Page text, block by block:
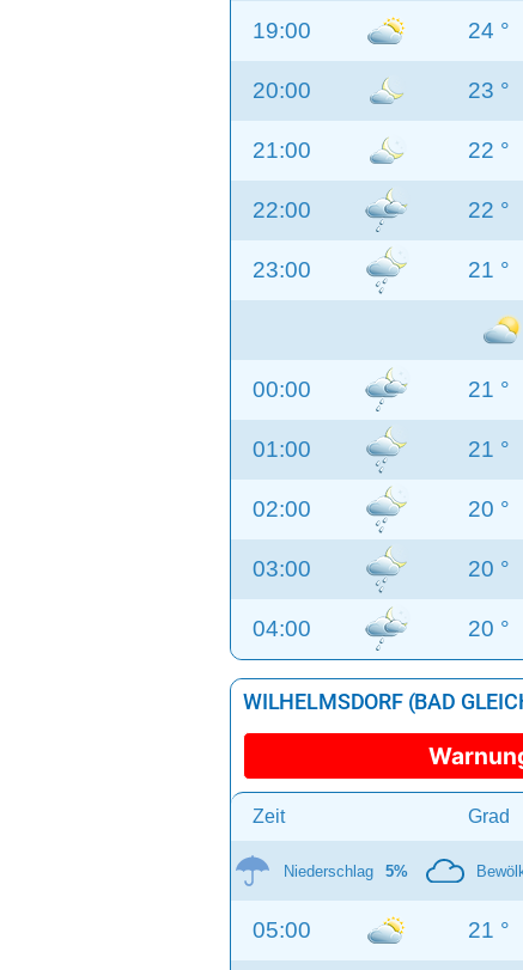
19:00 24 °
20:00 23 °
21:00 22 °
22:00 22 °
23:00 21 °
00:00 21 °
01:00 21 °
02:00 20 °
03:00 20 °
04:00 20 °
WILHELMSDORF (BAD
Zeit Grad
Niederschlag 5%
05:00 21 °